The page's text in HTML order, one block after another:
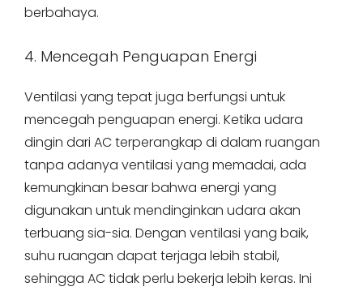
berbahaya.
4. Mencegah Penguapan Energi
Ventilasi yang tepat juga berfungsi untuk
mencegah penguapan energi. Ketika udara
dingin dari AC terperangkap di dalam ruangan
tanpa adanya ventilasi yang memadai, ada
kemungkinan besar bahwa energi yang
digunakan untuk mendinginkan udara akan
terbuang sia-sia. Dengan ventilasi yang baik,
suhu ruangan dapat terjaga lebih stabil,
sehingga AC tidak perlu bekerja lebih keras. Ini